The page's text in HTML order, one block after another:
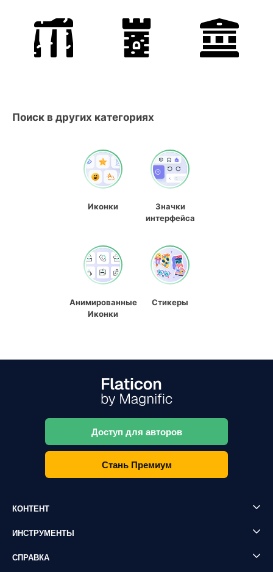
Поиск в других категориях
Иконки
Значки
интерфейса
Анимированные
Иконки
Стикеры
Доступ для авторов
Стань Премиум
КОНТЕНТ
ИНСТРУМЕНТЫ
СПРАВКА